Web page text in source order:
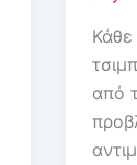
Κάθε
από